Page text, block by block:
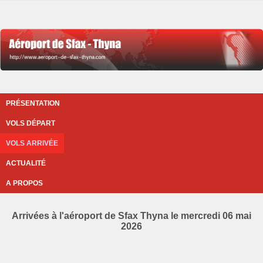
PRÉSENTATION
VOLS DÉPART
VOLS ARRIVÉE
ACTUALITÉ
A PROPOS
Arrivées à l'aéroport de Sfax Thyna le mercredi 06 mai
2026